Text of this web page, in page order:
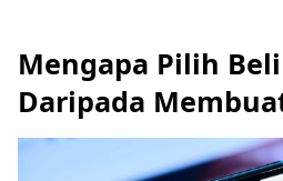
Mengapa Pilih
Daripada